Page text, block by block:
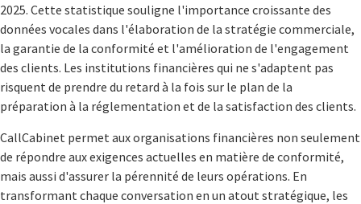
2025. Cette statistique souligne l'importance croissante des
données vocales dans l'élaboration de la stratégie commerciale,
la garantie de la conformité et l'amélioration de l'engagement
des clients. Les institutions financières qui ne s'adaptent pas
risquent de prendre du retard à la fois sur le plan de la
préparation à la réglementation et de la satisfaction des clients.
CallCabinet permet aux organisations financières non seulement
de répondre aux exigences actuelles en matière de conformité,
mais aussi d'assurer la pérennité de leurs opérations. En
transformant chaque conversation en un atout stratégique, les